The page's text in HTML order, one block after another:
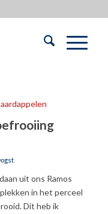
uit ons Ramos
in het perceel
Dit heb ik